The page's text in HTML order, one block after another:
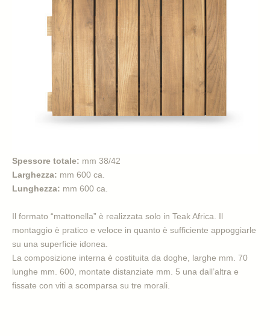
Spessore totale: mm 38/42
Larghezza: mm 600 ca.
Lunghezza: mm 600 ca.
Il formato “mattonella” è realizzata solo in Teak Africa. Il
montaggio è pratico e veloce in quanto è sufficiente appoggiarle
su una superficie idonea.
La composizione interna è costituita da doghe, larghe mm. 70
lunghe mm. 600, montate distanziate mm. 5 una dall’altra e
fissate con viti a scomparsa su tre morali.